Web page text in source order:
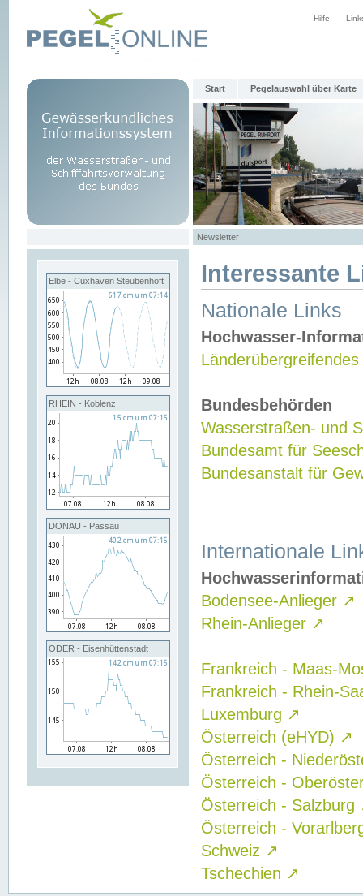
Hilfe
Start Pegelauswahl über Karte
Newsletter
Elbe - Cuxhaven Steubenhöft
RHEIN - Koblenz
DONAU - Passau
ODER - Eisenhüttenstadt
Interessante
Nationale Links
Hochwasser-
Bundesbehörden
Wasserstraßen- und
Bundesamt für
Bundesanstalt für
Internationale
Bodensee-Anlieger ↗
Rhein-Anlieger ↗
Frankreich - Maas-
Frankreich - Rhein-
Luxemburg ↗
Österreich (eHYD) ↗
Österreich -
Österreich -
Österreich - Salzburg
Österreich -
Schweiz ↗
Tschechien ↗